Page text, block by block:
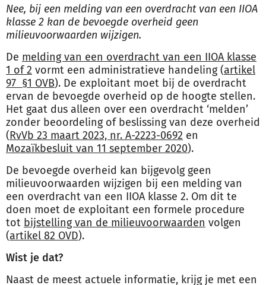
Nee, bij een melding van een overdracht van een IIOA
klasse 2 kan de bevoegde overheid geen
milieuvoorwaarden wijzigen.
De melding van een overdracht van een IIOA klasse
1 of 2 vormt een administratieve handeling (artikel
97 §1 OVB). De exploitant moet bij de overdracht
ervan de bevoegde overheid op de hoogte stellen.
Het gaat dus alleen over een overdracht ‘melden’
zonder beoordeling of beslissing van deze overheid
(RvVb 23 maart 2023, nr. A-2223-0692 en
Mozaïkbesluit van 11 september 2020).
De bevoegde overheid kan bijgevolg geen
milieuvoorwaarden wijzigen bij een melding van
een overdracht van een IIOA klasse 2. Om dit te
doen moet de exploitant een formele procedure
tot bijstelling van de milieuvoorwaarden volgen
(artikel 82 OVD).
Wist je dat?
Naast de meest actuele informatie, krijg je met een